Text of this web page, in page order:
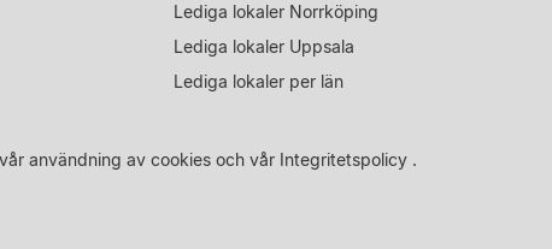
Lediga lokaler Norrköping
Lediga lokaler Uppsala
Lediga lokaler per län
användning av cookiesoch vår Integritetspolicy.